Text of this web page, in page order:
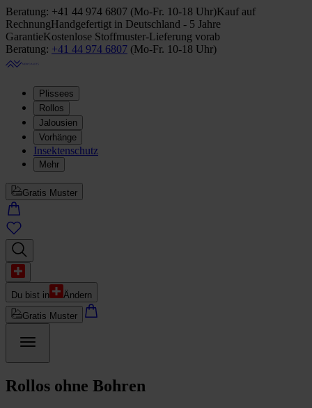
Beratung: +41 44 974 6807 (Mo-Fr. 10-18 Uhr)Kauf auf
RechnungHandgefertigt in Deutschland - 5 Jahre
GarantieKostenlose Stoffmuster-Lieferung vorab
Beratung: +41 44 974 6807 (Mo-Fr. 10-18 Uhr)
Plissees
Rollos
Jalousien
Vorhänge
Insektenschutz
Mehr
Gratis Muster
Du bist in
Ändern
Gratis Muster
Rollos ohne Bohren